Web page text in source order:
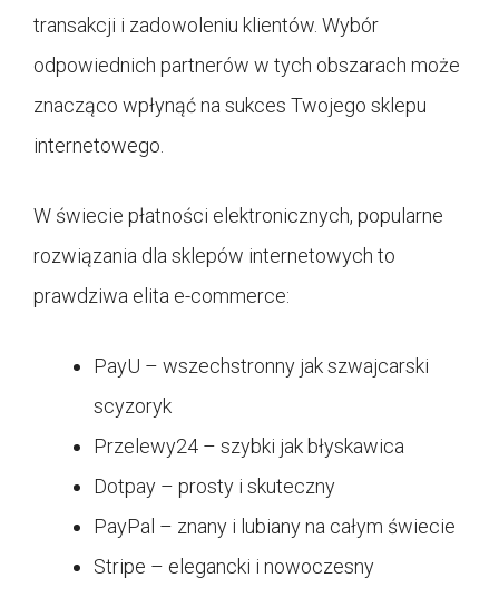
transakcji i zadowoleniu klientów. Wybór
odpowiednich partnerów w tych obszarach może
znacząco wpłynąć na sukces Twojego sklepu
internetowego.
W świecie płatności elektronicznych, popularne
rozwiązania dla sklepów internetowych to
prawdziwa elita e-commerce:
PayU – wszechstronny jak szwajcarski
scyzoryk
Przelewy24 – szybki jak błyskawica
Dotpay – prosty i skuteczny
PayPal – znany i lubiany na całym świecie
Stripe – elegancki i nowoczesny